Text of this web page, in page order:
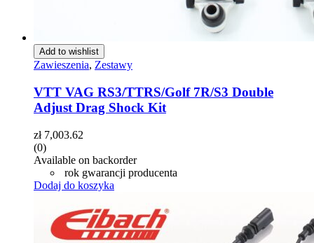
Add to wishlist
Zawieszenia, Zestawy
VTT VAG RS3/TTRS/Golf 7R/S3 Double
Adjust Drag Shock Kit
zł7,003.62
(0)
Available on backorder
rok gwarancji producenta
Dodaj do koszyka